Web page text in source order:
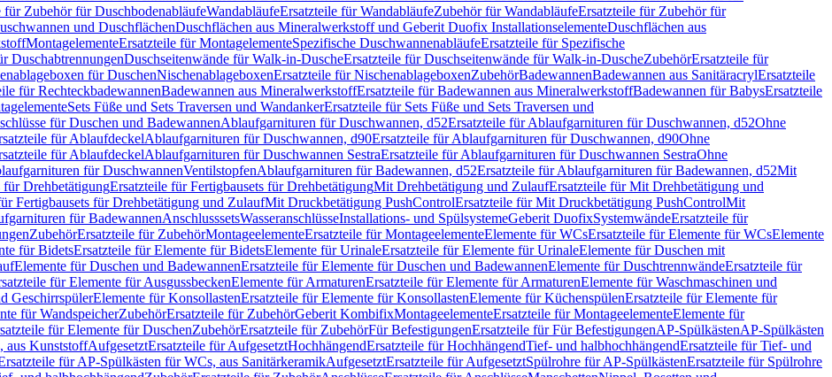
für Zubehör für DuschbodenabläufeWandabläufeErsatzteile für WandabläufeZubehör für WandabläufeErsatzteile für Zubehör für
und DuschflächenDuschflächen aus Mineralwerkstoff und Geberit Duofix InstallationselementeDuschflächen aus
MontagelementeErsatzteile für MontagelementeSpezifische DuschwannenabläufeErsatzteile für Spezifische
DuschabtrennungenDuschseitenwände für Walk-in-DuscheErsatzteile für Duschseitenwände für Walk-in-DuscheZubehörErsatzteile für
für DuschenNischenablageboxenErsatzteile für NischenablageboxenZubehörBadewannenBadewannen aus SanitäracrylErsatzteile
für RechteckbadewannenBadewannen aus MineralwerkstoffErsatzteile für Badewannen aus MineralwerkstoffBadewannen für BabysErsatzteile
Sets Füße und Sets Traversen und WandankerErsatzteile für Sets Füße und Sets Traversen und
für Duschen und BadewannenAblaufgarnituren für Duschwannen, d52Ersatzteile für Ablaufgarnituren für Duschwannen, d52Ohne
für AblaufdeckelAblaufgarnituren für Duschwannen, d90Ersatzteile für Ablaufgarnituren für Duschwannen, d90Ohne
für AblaufdeckelAblaufgarnituren für Duschwannen SestraErsatzteile für Ablaufgarnituren für Duschwannen SestraOhne
für DuschwannenVentilstopfenAblaufgarnituren für Badewannen, d52Ersatzteile für Ablaufgarnituren für Badewannen, d52Mit
für DrehbetätigungErsatzteile für Fertigbausets für DrehbetätigungMit Drehbetätigung und ZulaufErsatzteile für Mit Drehbetätigung und
Fertigbausets für Drehbetätigung und ZulaufMit Druckbetätigung PushControlErsatzteile für Mit Druckbetätigung PushControlMit
für BadewannenAnschlusssetsWasseranschlüsseInstallations- und SpülsystemeGeberit DuofixSystemwändeErsatzteile für
ZubehörErsatzteile für ZubehörMontageelementeErsatzteile für MontageelementeElemente für WCsErsatzteile für Elemente für WCsElemente
für BidetsErsatzteile für Elemente für BidetsElemente für UrinaleErsatzteile für Elemente für UrinaleElemente für Duschen mit
Elemente für Duschen und BadewannenErsatzteile für Elemente für Duschen und BadewannenElemente für DuschtrennwändeErsatzteile für
für Elemente für AusgussbeckenElemente für ArmaturenErsatzteile für Elemente für ArmaturenElemente für Waschmaschinen und
GeschirrspülerElemente für KonsollastenErsatzteile für Elemente für KonsollastenElemente für KüchenspülenErsatzteile für Elemente für
für WandspeicherZubehörErsatzteile für ZubehörGeberit KombifixMontageelementeErsatzteile für MontageelementeElemente für
für Elemente für DuschenZubehörErsatzteile für ZubehörFür BefestigungenErsatzteile für Für BefestigungenAP-SpülkästenAP-Spülkästen
aus KunststoffAufgesetztErsatzteile für AufgesetztHochhängendErsatzteile für HochhängendTief- und halbhochhängendErsatzteile für Tief- und
für AP-Spülkästen für WCs, aus SanitärkeramikAufgesetztErsatzteile für AufgesetztSpülrohre für AP-SpülkästenErsatzteile für Spülrohre